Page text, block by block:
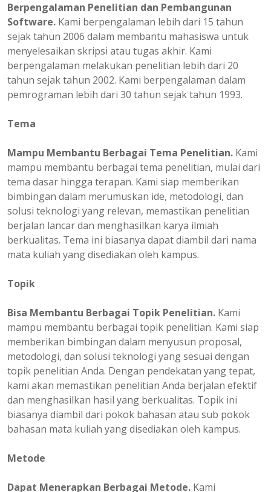
Berpengalaman Penelitian dan Pembangunan
Software. Kami berpengalaman lebih dari 15 tahun
sejak tahun 2006 dalam membantu mahasiswa untuk
menyelesaikan skripsi atau tugas akhir. Kami
berpengalaman melakukan penelitian lebih dari 20
tahun sejak tahun 2002. Kami berpengalaman dalam
pemrograman lebih dari 30 tahun sejak tahun 1993.
Tema
Mampu Membantu Berbagai Tema Penelitian. Kami
mampu membantu berbagai tema penelitian, mulai dari
tema dasar hingga terapan. Kami siap memberikan
bimbingan dalam merumuskan ide, metodologi, dan
solusi teknologi yang relevan, memastikan penelitian
berjalan lancar dan menghasilkan karya ilmiah
berkualitas. Tema ini biasanya dapat diambil dari nama
mata kuliah yang disediakan oleh kampus.
Topik
Bisa Membantu Berbagai Topik Penelitian. Kami
mampu membantu berbagai topik penelitian. Kami siap
memberikan bimbingan dalam menyusun proposal,
metodologi, dan solusi teknologi yang sesuai dengan
topik penelitian Anda. Dengan pendekatan yang tepat,
kami akan memastikan penelitian Anda berjalan efektif
dan menghasilkan hasil yang berkualitas. Topik ini
biasanya diambil dari pokok bahasan atau sub pokok
bahasan mata kuliah yang disediakan oleh kampus.
Metode
Dapat Menerapkan Berbagai Metode. Kami